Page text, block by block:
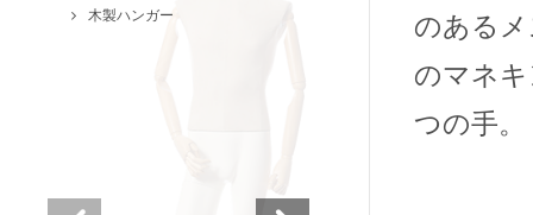
木製ハンガー
のある
のマネ
つの手。